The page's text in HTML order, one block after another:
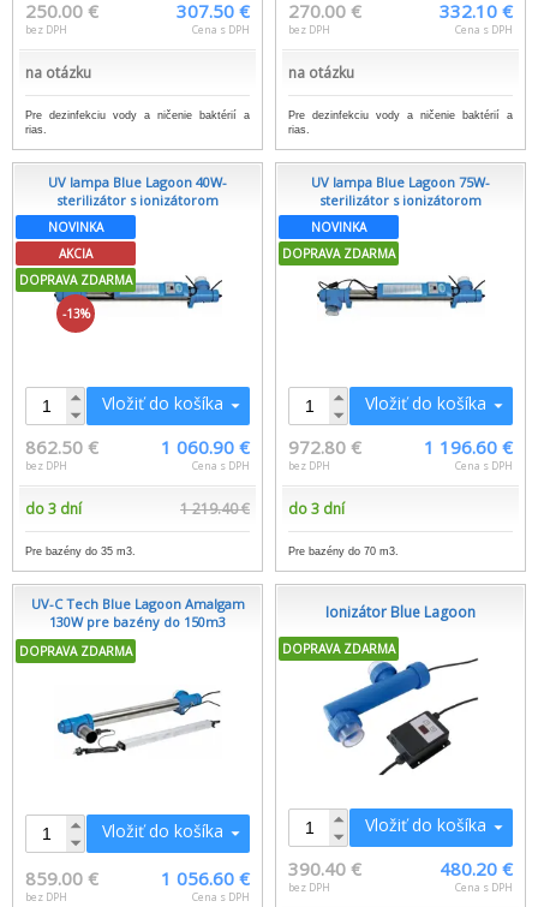
250.00 €
bez DPH
307.50 €
Cena s DPH
na otázku
Pre dezinfekciu vody a ničenie baktérií a
rias.
270.00 €
bez DPH
332.10 €
Cena s DPH
na otázku
Pre dezinfekciu vody a ničenie baktérií a
rias.
UV lampa Blue Lagoon 40W-
sterilizátor s ionizátorom
NOVINKA
AKCIA
DOPRAVA ZDARMA
-13%
Vložiť do košíka
862.50 €
bez DPH
1 060.90 €
Cena s DPH
do 3 dní 1 219.40 €
Pre bazény do 35 m3.
UV lampa Blue Lagoon 75W-
sterilizátor s ionizátorom
NOVINKA
DOPRAVA ZDARMA
Vložiť do košíka
972.80 €
bez DPH
1 196.60 €
Cena s DPH
do 3 dní
Pre bazény do 70 m3.
UV-C Tech Blue Lagoon Amalgam
130W pre bazény do 150m3
DOPRAVA ZDARMA
Vložiť do košíka
859.00 €
bez DPH
1 056.60 €
Cena s DPH
Ionizátor Blue Lagoon
DOPRAVA ZDARMA
Vložiť do košíka
390.40 €
bez DPH
480.20 €
Cena s DPH